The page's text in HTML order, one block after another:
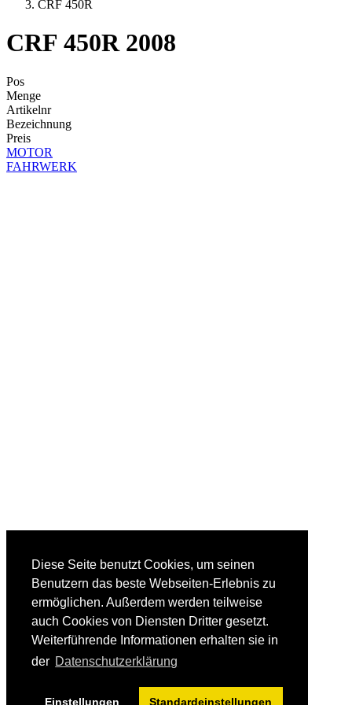
Diese Seite benutzt Cookies, um seinen
Benutzern das beste Webseiten-Erlebnis zu
ermöglichen. Außerdem werden teilweise
auch Cookies von Diensten Dritter gesetzt.
Weiterführende Informationen erhalten sie in
der Datenschutzerklärung
Einstellungen Standardeinstellungen
CRF 450R
CRF 450R 2008
Pos
Menge
Artikelnr
Bezeichnung
Preis
MOTOR
FAHRWERK